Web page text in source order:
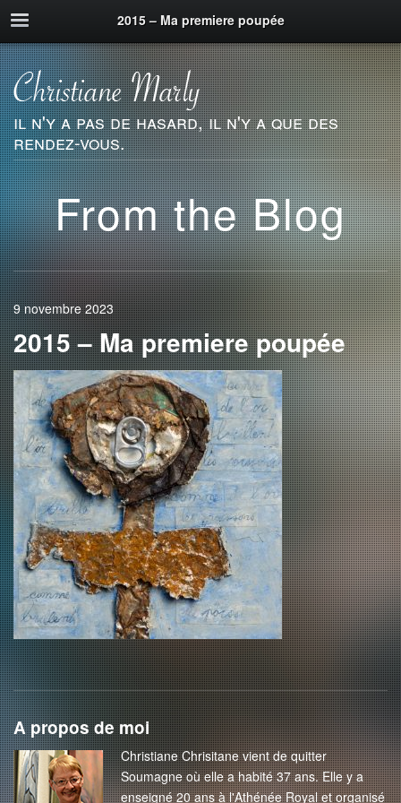
2015 – Ma premiere poupée
il n'y a pas de hasard, il n'y a que des
rendez-vous.
From the Blog
9 novembre 2023
2015 – Ma premiere poupée
A propos de moi
Christiane Chrisitane vient de quitter
Soumagne où elle a habité 37 ans. Elle y a
enseigné 20 ans à l'Athénée Royal et organisé